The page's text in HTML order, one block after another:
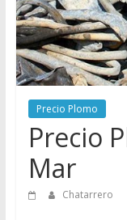
de
Chatarreros
para
vender
Chatarra
Precio Plomo
Precio
Mar
Chatarrero